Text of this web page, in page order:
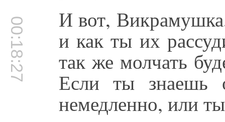
00:18:27 И вот,
и как ты их
так же молчать
Если ты знаешь
немедленно, или